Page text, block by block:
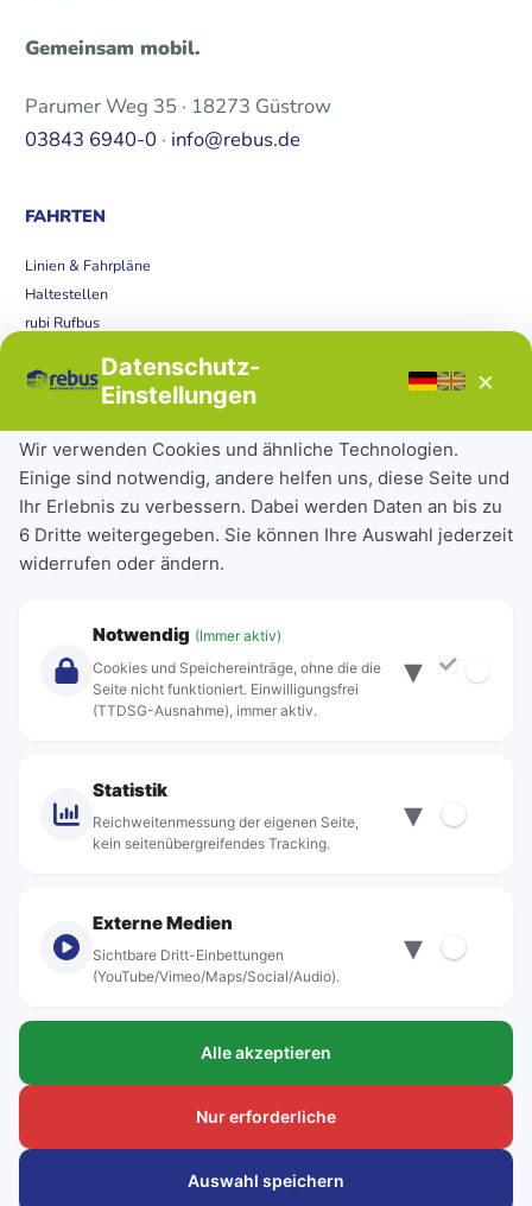
Gemeinsam mobil.
Parumer Weg 35 · 18273 Güstrow
03843 6940-0 · info@rebus.de
FAHRTEN
Linien & Fahrpläne
Haltestellen
rubi Rufbus
Störungen
Tickets & Tarife
Deutschlandticket
Schülerkarte
Einzeltickets
Abonnements
Über Rebus
Standorte
© rebus Regionalbus Rostock GmbH
Datenschutz-
Einstellungen
×
Wir verwenden Cookies und ähnliche Technologien.
Einige sind notwendig, andere helfen uns, diese Seite und
Ihr Erlebnis zu verbessern. Dabei werden Daten an bis zu
6 Dritte weitergegeben. Sie können Ihre Auswahl jederzeit
widerrufen oder ändern.
Notwendig (Immer aktiv)
Cookies und Speichereinträge, ohne die die
Seite nicht funktioniert. Einwilligungsfrei
(TTDSG-Ausnahme), immer aktiv.
▾
Statistik
Reichweitenmessung der eigenen Seite,
kein seitenübergreifendes Tracking.
▾
Externe Medien
Sichtbare Dritt-Einbettungen
(YouTube/Vimeo/Maps/Social/Audio).
▾
Alle akzeptieren
Nur erforderliche
Auswahl speichern